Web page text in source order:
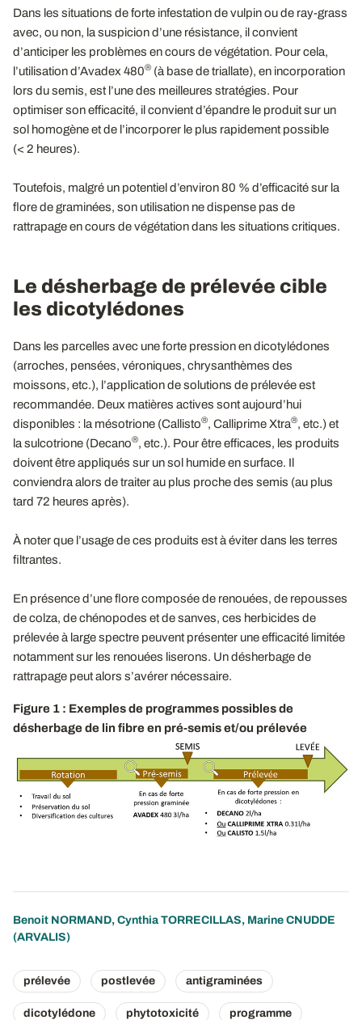
Dans les situations de forte infestation de vulpin ou de ray-grass
avec, ou non, la suspicion d’une résistance, il convient
d’anticiper les problèmes en cours de végétation. Pour cela,
l’utilisation d’Avadex 480® (à base de triallate), en incorporation
lors du semis, est l’une des meilleures stratégies. Pour
optimiser son efficacité, il convient d’épandre le produit sur un
sol homogène et de l’incorporer le plus rapidement possible
(< 2 heures).
Toutefois, malgré un potentiel d’environ 80 % d’efficacité sur la
flore de graminées, son utilisation ne dispense pas de
rattrapage en cours de végétation dans les situations critiques.
Le désherbage de prélevée cible
les dicotylédones
Dans les parcelles avec une forte pression en dicotylédones
(arroches, pensées, véroniques, chrysanthèmes des
moissons, etc.), l’application de solutions de prélevée est
recommandée. Deux matières actives sont aujourd’hui
disponibles : la mésotrione (Callisto®, Calliprime Xtra®, etc.) et
la sulcotrione (Decano®, etc.). Pour être efficaces, les produits
doivent être appliqués sur un sol humide en surface. Il
conviendra alors de traiter au plus proche des semis (au plus
tard 72 heures après).
À noter que l’usage de ces produits est à éviter dans les terres
filtrantes.
En présence d’une flore composée de renouées, de repousses
de colza, de chénopodes et de sanves, ces herbicides de
prélevée à large spectre peuvent présenter une efficacité limitée
notamment sur les renouées liserons. Un désherbage de
rattrapage peut alors s’avérer nécessaire.
Figure 1 : Exemples de programmes possibles de
désherbage de lin fibre en pré-semis et/ou prélevée
Benoit NORMAND, Cynthia TORRECILLAS, Marine CNUDDE
(ARVALIS)
prélevée postlevée antigraminées
dicotylédone phytotoxicité programme